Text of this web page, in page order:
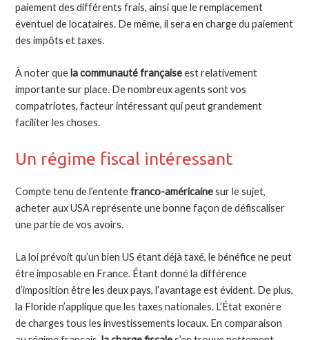
paiement des différents frais, ainsi que le remplacement
éventuel de locataires. De même, il sera en charge du paiement
des impôts et taxes.
À noter que la communauté françaiseest relativement
importante sur place. De nombreux agents sont vos
compatriotes, facteur intéressant qui peut grandement
faciliter les choses.
Un régime fiscal intéressant
Compte tenu de l’ententefranco-américainesur le sujet,
acheter aux USA représente une bonne façon de défiscaliser
une partie de vos avoirs.
La loi prévoit qu’un bien US étant déjà taxé, le bénéfice ne peut
être imposable en France. Étant donné la différence
d’imposition être les deux pays, l’avantage est évident. De plus,
la Floride n’applique que les taxes nationales. L’État exonère
de charges tous les investissements locaux. En comparaison